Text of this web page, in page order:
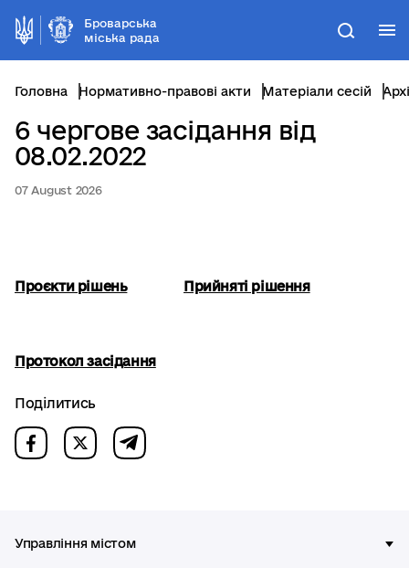
Броварська
міська рада
Пошук
Головна Нормативно-правові акти Матеріали сесій
6 чергове засідання від
08.02.2022
07 August 2026
Проєкти рішень Прийняті рішення
Протокол засідання
Поділитись
Управління містом